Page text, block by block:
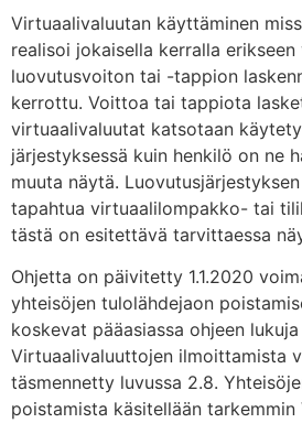
Virtuaalivaluutan käyttäminen
realisoi jokaisella kerralla
luovutusvoiton tai -tappion
kerrottu. Voittoa tai tappiota
virtuaalivaluutat katsotaan
järjestyksessä kuin henkilö on ne
muuta näytä.
tapahtua virtuaalilompakko- tai
tästä on esitettävä tarvittaessa
Ohjetta on päivitetty 1.1.2020
yhteisöjen tulolähdejaon
koskevat pääasiassa ohjeen lukuja
Virtuaalivaluuttojen ilmoittamista
täsmennetty luvussa 2.8.
poistamista käsitellään tarkemmin